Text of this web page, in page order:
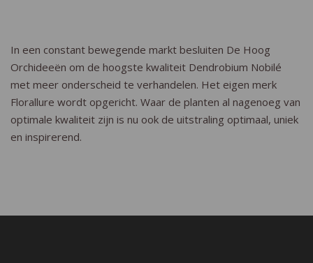
In een constant bewegende markt besluiten De Hoog
Orchideeën om de hoogste kwaliteit Dendrobium Nobilé
met meer onderscheid te verhandelen. Het eigen merk
Florallure wordt opgericht. Waar de planten al nagenoeg van
optimale kwaliteit zijn is nu ook de uitstraling optimaal, uniek
en inspirerend.